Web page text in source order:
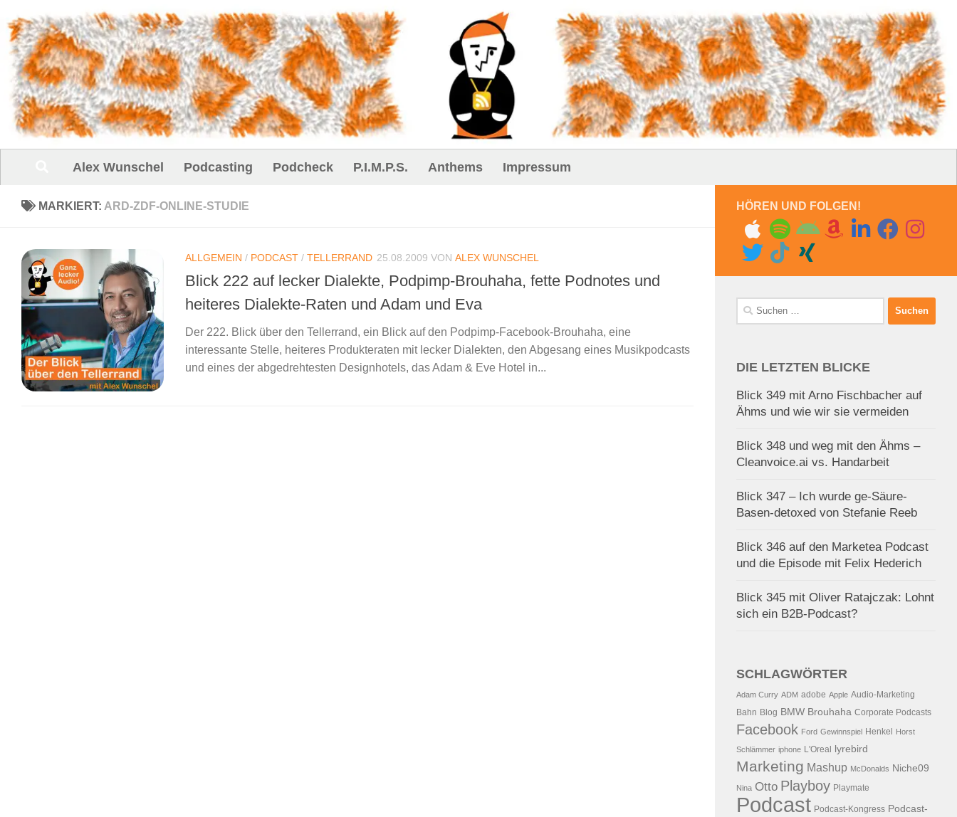
Unter dem Inhalt
Alex Wunschel Podcasting Podcheck P.I.M.P.S. Anthems Impressum
MARKIERT: ARD-ZDF-ONLINE-STUDIE
ALLGEMEIN / PODCAST / TELLERRAND 25.08.2009 VON ALEX WUNSCHEL
Blick 222 auf lecker Dialekte, Podpimp-Brouhaha, fette Podnotes und
heiteres Dialekte-Raten und Adam und Eva
Der 222. Blick über den Tellerrand, ein Blick auf den Podpimp-Facebook-Brouhaha, eine
interessante Stelle, heiteres Produkteraten mit lecker Dialekten, den Abgesang eines Musikpodcasts
und eines der abgedrehtesten Designhotels, das Adam & Eve Hotel in...
HÖREN UND FOLGEN!
Suchen
nach:
DIE LETZTEN BLICKE
Blick 349 mit Arno Fischbacher auf
Ähms und wie wir sie vermeiden
Blick 348 und weg mit den Ähms –
Cleanvoice.ai vs. Handarbeit
Blick 347 – Ich wurde ge-Säure-
Basen-detoxed von Stefanie Reeb
Blick 346 auf den Marketea Podcast
und die Episode mit Felix Hederich
Blick 345 mit Oliver Ratajczak: Lohnt
sich ein B2B-Podcast?
SCHLAGWÖRTER
Adam Curry ADM adobe Apple Audio-Marketing
Bahn Blog BMW Brouhaha Corporate Podcasts
Facebook Ford Gewinnspiel Henkel Horst
Schlämmer iphone L'Oreal lyrebird
Marketing Mashup McDonalds Niche09
Nina Otto Playboy Playmate
Podcast Podcast-Kongress Podcast-